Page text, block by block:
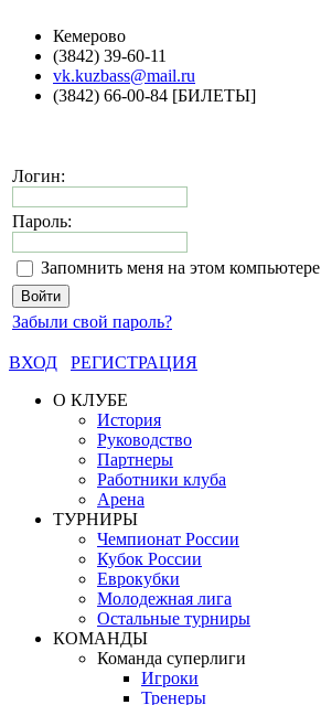
Кемерово
(3842) 39-60-11
vk.kuzbass@mail.ru
(3842) 66-00-84 [БИЛЕТЫ]
Логин:
Пароль:
Запомнить меня на этом компьютере
Забыли свой пароль?
ВХОД
РЕГИСТРАЦИЯ
О КЛУБЕ
История
Руководство
Партнеры
Работники клуба
Арена
ТУРНИРЫ
Чемпионат России
Кубок России
Еврокубки
Молодежная лига
Остальные турниры
КОМАНДЫ
Команда суперлиги
Игроки
Тренеры